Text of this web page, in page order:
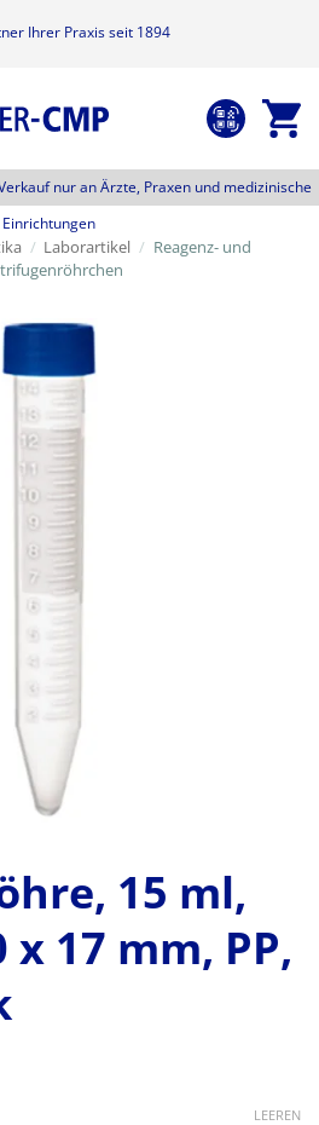
Ihrer Praxis seit 1894
nur an Ärzte, Praxen und medizinische
Einrichtungen
/ Laborartikel / Reagenz- und
15 ml,
17 mm, PP,
LEEREN